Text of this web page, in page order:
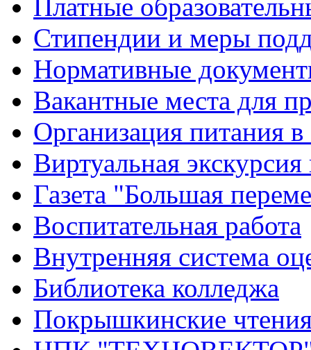
Платные
Стипендии и меры
Нормативные
Вакантные места для
Организация питания в
Виртуальная
Газета "Большая
Воспитательная работа
Внутренняя система
Библиотека колледжа
Покрышкинские